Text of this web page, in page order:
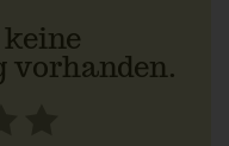
vorhanden.